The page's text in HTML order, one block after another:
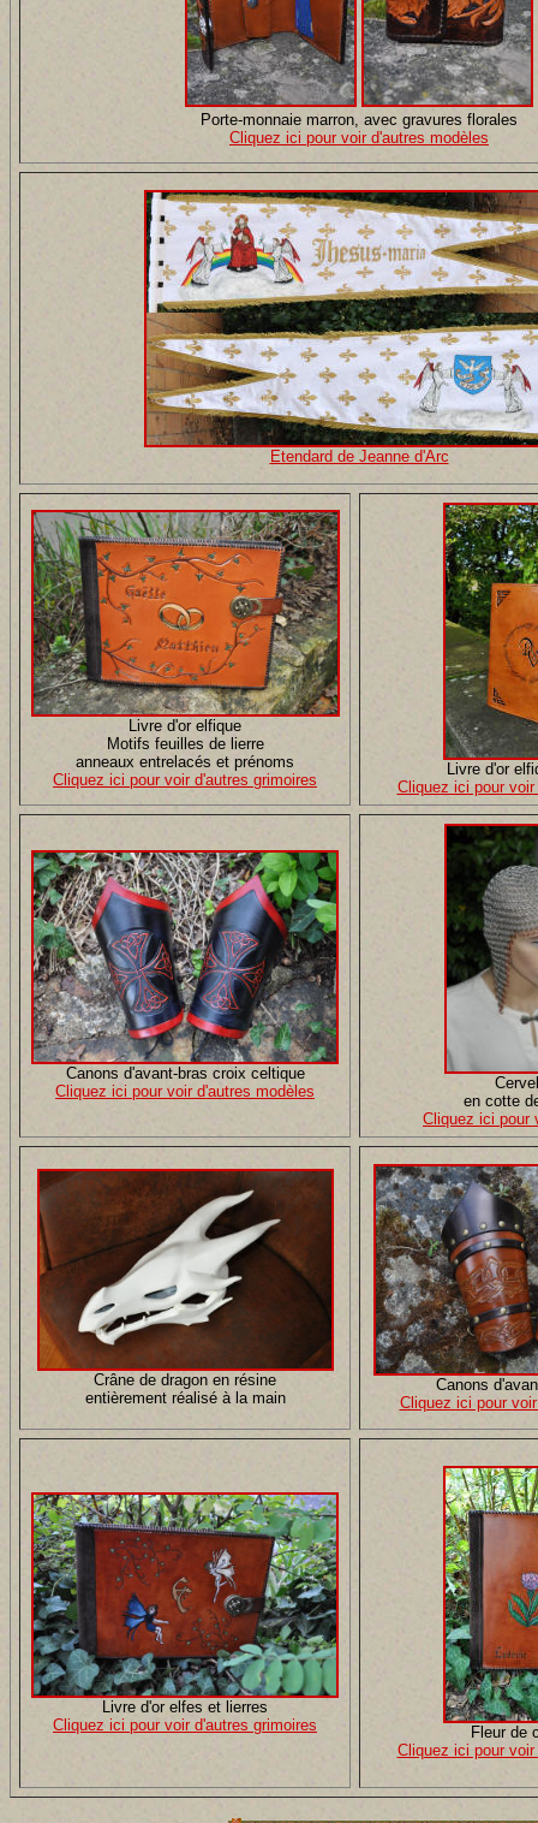
Porte-monnaie marron, avec gravures florales
Cliquez ici pour voir d'autres modèles
Etendard de Jeanne d'Arc
Livre d'or elfique
Motifs feuilles de lierre
anneaux entrelacés et prénoms
Cliquez ici pour voir d'autres grimoires
Livre d'or
Cliquez ici pour
Canons d'avant-bras croix celtique
Cliquez ici pour voir d'autres modèles
en cotte
Cliquez ici pour
Crâne de dragon en résine
entièrement réalisé à la main
Canons
Cliquez ici pour
Livre d'or elfes et lierres
Cliquez ici pour voir d'autres grimoires
Fleur de
Cliquez ici pour